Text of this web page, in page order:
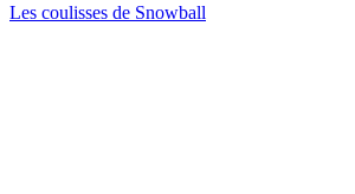
Les coulisses de Snowball